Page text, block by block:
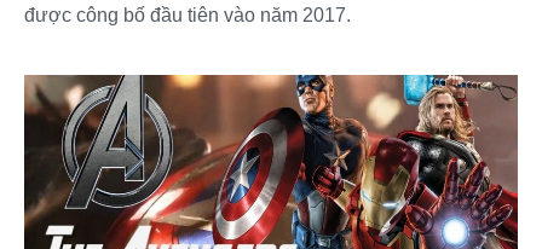
được công bố đầu tiên vào năm 2017.